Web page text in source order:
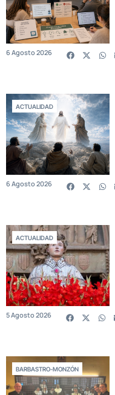
6 Agosto 2026
ACTUALIDAD
6 Agosto 2026
ACTUALIDAD
5 Agosto 2026
BARBASTRO-MONZÓN